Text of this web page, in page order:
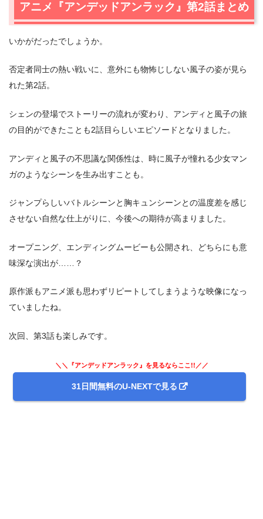
アニメ『アンデッドアンラック』第2話まとめ
いかがだったでしょうか。
否定者同士の熱い戦いに、意外にも物怖じしない風子の姿が見ら
れた第2話。
シェンの登場でストーリーの流れが変わり、アンディと風子の旅
の目的ができたことも2話目らしいエピソードとなりました。
アンディと風子の不思議な関係性は、時に風子が憧れる少女マン
ガのようなシーンを生み出すことも。
ジャンプらしいバトルシーンと胸キュンシーンとの温度差を感じ
させない自然な仕上がりに、今後への期待が高まりました。
オープニング、エンディングムービーも公開され、どちらにも意
味深な演出が……？
原作派もアニメ派も思わずリピートしてしまうような映像になっ
ていましたね。
次回、第3話も楽しみです。
＼＼『アンデッドアンラック』を見るならここ!!／／
31日間無料のU-NEXTで見る